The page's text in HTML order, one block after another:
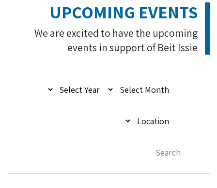
UPCOMING EVENTS
We are excited to have the upcoming
events in support of Beit Issie